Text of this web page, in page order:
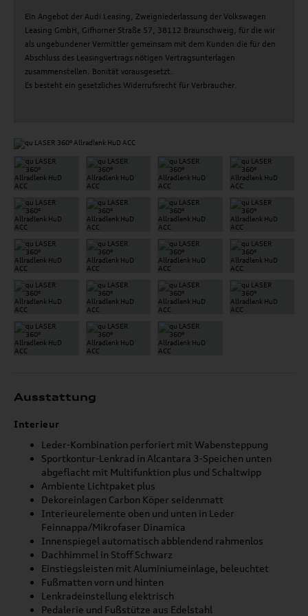
Ein Angebot der Audi Leasing, Zweigniederlassung der Volkswagen
Leasing GmbH, Gifhorner Straße 57, 38112 Braunschweig, für die wir
als ungebundener Vermittler gemeinsam mit dem Kunden die für den
Abschluss des Leasingvertrags nötigen Vertragsunterlagen
zusammenstellen. Bonität vorausgesetzt.
Es besteht ein gesetzliches Widerrufsrecht für Verbraucher.
Ausstattung
Interieur
Leder-Kombination perforiert mit Wabensteppung
Sportkontur-Lenkrad in Alcantara 3-Speichen unten
abgeflacht mit Multifunktion plus und Schaltwipp
Ambiente Lichtpaket plus
Dekoreinlagen Carbon Köper seidenmatt
Interieurelemente oben und unten in Leder
Feinnappa/Mikrofaser Dinamica
Innenspiegel automatisch abblendend rahmenlos
Dachhimmel in Stoff Schwarz
Einstiegsleisten mit Aluminiumeinlage, beleuchtet
Fußmatten vorn und hinten
Lenkradeinstellung elektrisch
Pedalerie und Fußstütze aus Edelstahl